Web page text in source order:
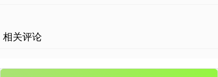
相关评论基金指数